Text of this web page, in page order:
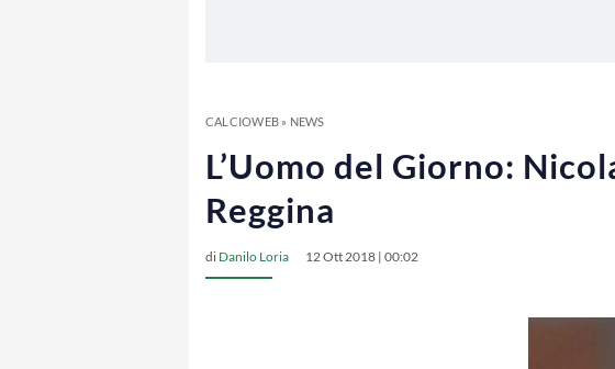
CALCIOWEB» NEWS
L’Uomo del Giorno:
Reggina
di Danilo Loria 12 Ott 2018 | 00:02